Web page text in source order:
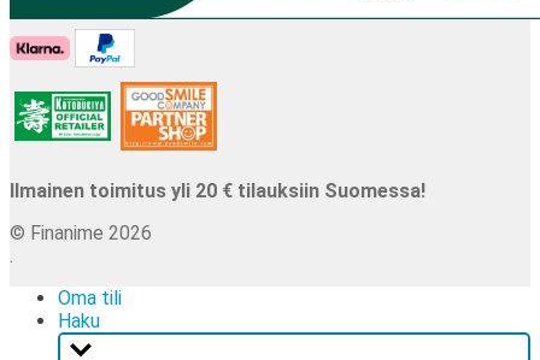
Ilmainen toimitus yli 20 € tilauksiin Suomessa!
© Finanime 2026
.
Oma tili
Haku